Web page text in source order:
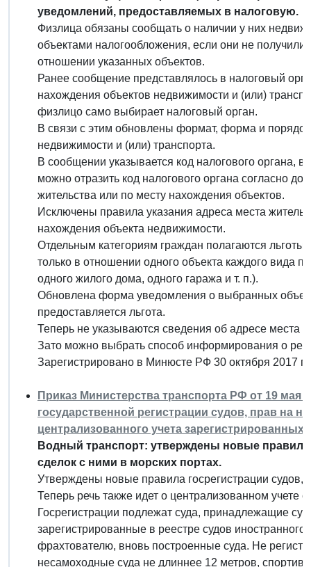
уведомлений, предоставляемых в налоговую.
Физлица обязаны сообщать о наличии у них
объектами налогообложения, если они не
отношении указанных объектов.
Ранее сообщение представлялось в налоговый
нахождения объектов недвижимости и (или)
физлицо само выбирает налоговый орган.
В связи с этим обновлены формат, форма и
недвижимости и (или) транспорта.
В сообщении указывается код налогового органа,
можно отразить код налогового органа согласно
жительства или по месту нахождения объектов.
Исключены правила указания адреса места
нахождения объекта недвижимости.
Отдельным категориям граждан полагаются
только в отношении одного объекта каждого вида
одного жилого дома, одного гаража и т. п.).
Обновлена форма уведомления о выбранных
предоставляется льгота.
Теперь не указываются сведения об адресе места
Зато можно выбрать способ информирования о
Зарегистрировано в Минюсте РФ 30 октября 2017
Приказ Министерства транспорта РФ от 19 мая
государственной регистрации судов, прав на
централизованного учета зарегистрированных
Водный транспорт: утверждены новые правила
сделок с ними в морских портах.
Утверждены новые правила госрегистрации судов,
Теперь речь также идет о централизованном учете
Госрегистрации подлежат суда, принадлежащие
зарегистрированные в реестре судов
фрахтователю, вновь построенные суда. Не
несамоходные суда не длиннее 12 метров,